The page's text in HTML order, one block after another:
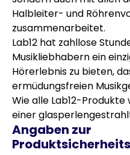
Halbleiter- und
zusammenarbeitet.
Lab12 hat zahllose
Musikliebhabern ein
Hörerlebnis zu bieten,
ermüdungsfreien
Wie alle Lab12-
einer
Angaben zur